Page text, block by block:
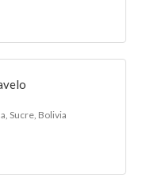
Sucre, Bolivia